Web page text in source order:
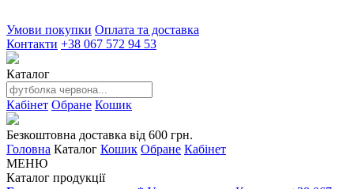
Умови покупки Оплата та доставка
Контакти +38 067 572 94 53
Каталог
Кабінет Обране Кошик
Безкоштовна доставка від 600 грн.
Головна Каталог Кошик Обране Кабінет
МЕНЮ
Каталог продукції